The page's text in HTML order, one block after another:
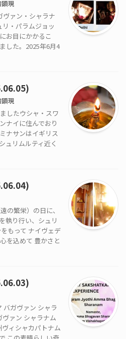
現
ァン・シャラナ
・パラムジョッ
お目にかかるこ
した。2025年6月4
現
したウシャ・スワ
ナイに住んでおり
ナサンはイギリス
ュリムルティ近く
の繁栄）の日に、
執り行い、シュリ
もって ナイヴェデ
を込めて 豊かさと
バガヴァン シャラ
ァン シャラナム
ィシャカパトナム